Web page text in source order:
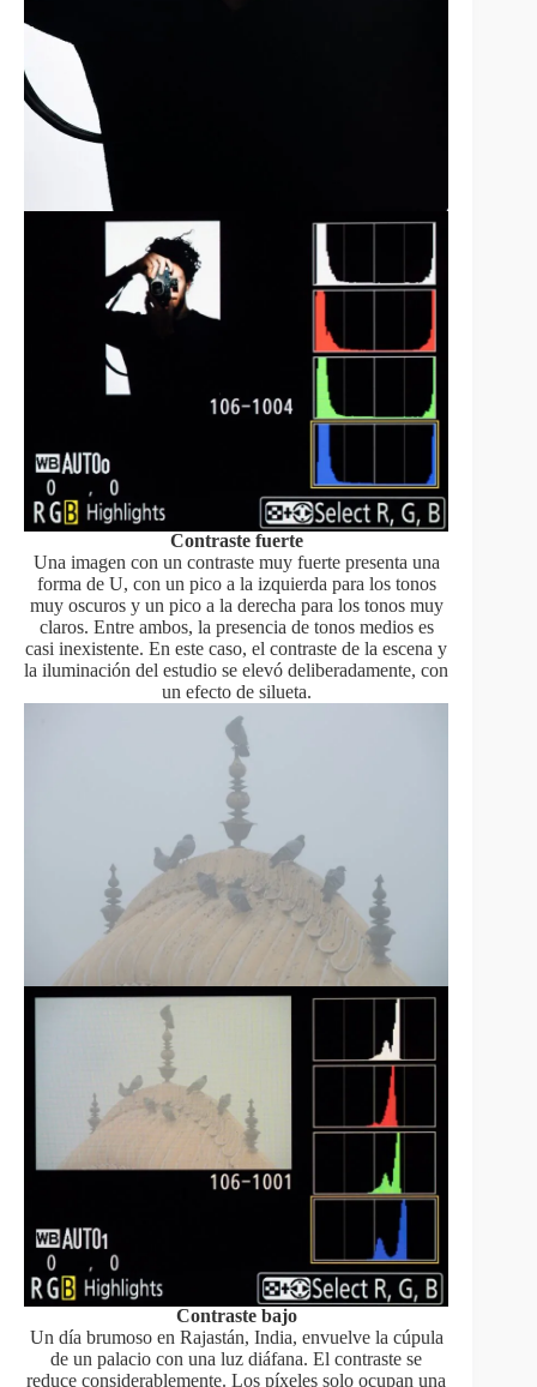
Contraste fuerte
Una imagen con un contraste muy fuerte presenta una
forma de U, con un pico a la izquierda para los tonos
muy oscuros y un pico a la derecha para los tonos muy
claros. Entre ambos, la presencia de tonos medios es
casi inexistente. En este caso, el contraste de la escena y
la iluminación del estudio se elevó deliberadamente, con
un efecto de silueta.
Contraste bajo
Un día brumoso en Rajastán, India, envuelve la cúpula
de un palacio con una luz diáfana. El contraste se
reduce considerablemente. Los píxeles solo ocupan una